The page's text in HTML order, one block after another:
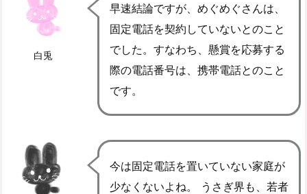
白兎
早速結論ですが、めぐめぐさんは、
固定電話を契約していないとのこと
でした。すなわち、懸賞を応募する
際の電話番号は、携帯電話とのこと
です。
今は固定電話を置いていない家庭が
少なくないよね。 うさぎ界も、若者